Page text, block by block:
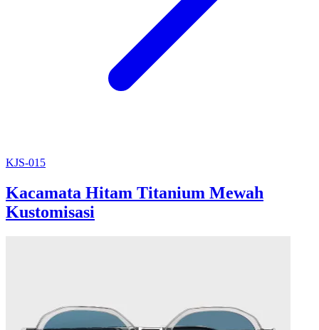
KJS-015
Kacamata Hitam Titanium Mewah
Kustomisasi